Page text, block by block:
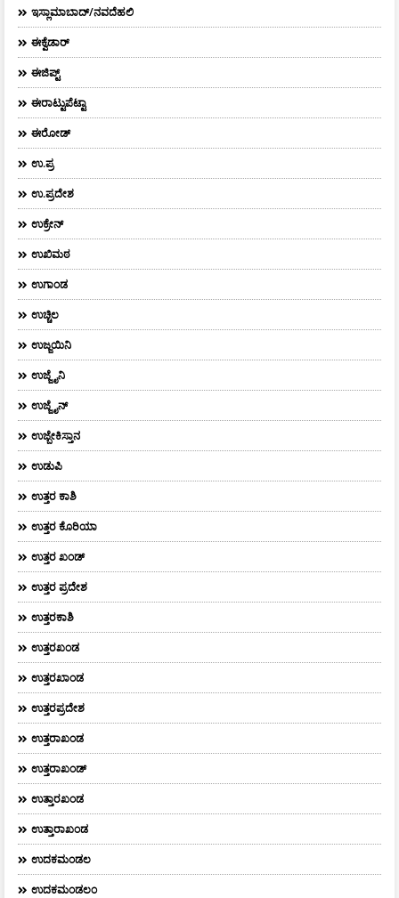
ಇಸ್ಲಾಮಾಬಾದ್/ನವದೆಹಲಿ
ಈಕ್ವೆಡಾರ್‌
ಈಜಿಪ್ಟ್
ಈರಾಟ್ಟುಪೆಟ್ಟಾ
ಈರೋಡ್
ಉ.ಪ್ರ
ಉ.ಪ್ರದೇಶ
ಉಕ್ರೇನ್
ಉಖಿಮಠ
ಉಗಾಂಡ
ಉಚ್ಚಿಲ
ಉಜ್ಜಯಿನಿ
ಉಜ್ಜೈನಿ
ಉಜ್ಜೈನ್
ಉಜ್ಬೇಕಿಸ್ತಾನ
ಉಡುಪಿ
ಉತ್ತರ ಕಾಶಿ
ಉತ್ತರ ಕೊರಿಯಾ
ಉತ್ತರ ಖಂಡ್
ಉತ್ತರ ಪ್ರದೇಶ
ಉತ್ತರಕಾಶಿ
ಉತ್ತರಖಂಡ
ಉತ್ತರಖಾಂಡ
ಉತ್ತರಪ್ರದೇಶ
ಉತ್ತರಾಖಂಡ
ಉತ್ತರಾಖಂಡ್
ಉತ್ತಾರಖಂಡ
ಉತ್ತಾರಾಖಂಡ
ಉದಕಮಂಡಲ
ಉದಕಮಂಡಲಂ